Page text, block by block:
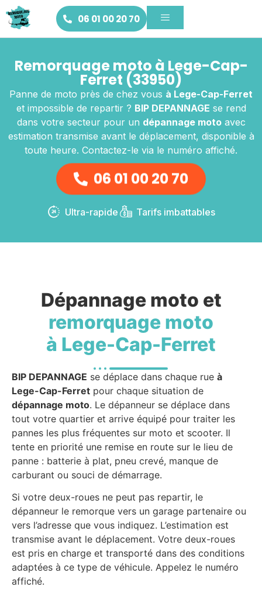
06 01 00 20 70
Remorquage moto à Lege-Cap-
Ferret (33950)
Panne de moto près de chez vous à Lege-Cap-Ferret
et impossible de repartir ? BIP DEPANNAGE se rend
dans votre secteur pour un dépannage motoavec
estimation transmise avant le déplacement, disponible à
toute heure. Contactez-le via le numéro affiché.
06 01 00 20 70
Ultra-rapide Tarifs imbattables
Dépannage moto et
remorquage moto
à Lege-Cap-Ferret
BIP DEPANNAGE se déplace dans chaque rue à
Lege-Cap-Ferret pour chaque situation de
dépannage moto. Le dépanneur se déplace dans
tout votre quartier et arrive équipé pour traiter les
pannes les plus fréquentes sur moto et scooter. Il
tente en priorité une remise en route sur le lieu de
panne : batterie à plat, pneu crevé, manque de
carburant ou souci de démarrage.
Si votre deux-roues ne peut pas repartir, le
dépanneur le remorque vers un garage partenaire ou
vers l’adresse que vous indiquez. L’estimation est
transmise avant le déplacement. Votre deux-roues
est pris en charge et transporté dans des conditions
adaptées à ce type de véhicule. Appelez le numéro
affiché.